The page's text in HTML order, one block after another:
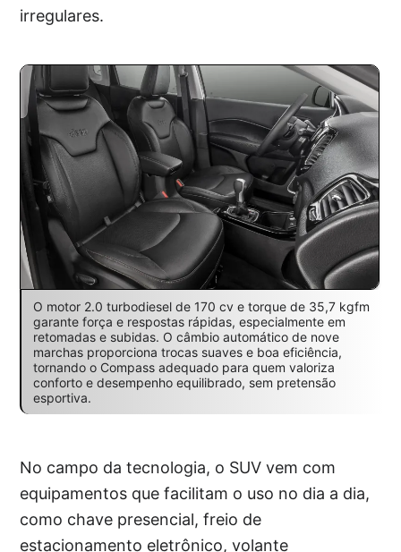
irregulares.
O motor 2.0 turbodiesel de 170 cv e torque de 35,7 kgfm
garante força e respostas rápidas, especialmente em
retomadas e subidas. O câmbio automático de nove
marchas proporciona trocas suaves e boa eficiência,
tornando o Compass adequado para quem valoriza
conforto e desempenho equilibrado, sem pretensão
esportiva.
No campo da tecnologia, o SUV vem com
equipamentos que facilitam o uso no dia a dia,
como chave presencial, freio de
estacionamento eletrônico, volante